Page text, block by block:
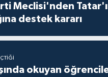
Meclisi'nden
destek kararı
okuyan